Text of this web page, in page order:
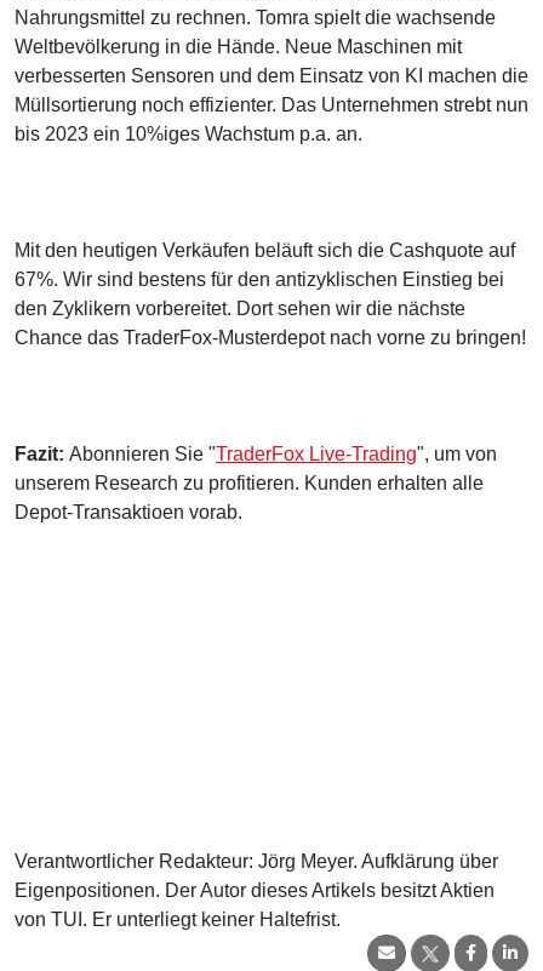
Nahrungsmittel zu rechnen. Tomra spielt die wachsende
Weltbevölkerung in die Hände. Neue Maschinen mit
verbesserten Sensoren und dem Einsatz von KI machen die
Müllsortierung noch effizienter. Das Unternehmen strebt nun
bis 2023 ein 10%iges Wachstum p.a. an.
Mit den heutigen Verkäufen beläuft sich die Cashquote auf
67%. Wir sind bestens für den antizyklischen Einstieg bei
den Zyklikern vorbereitet. Dort sehen wir die nächste
Chance das TraderFox-Musterdepot nach vorne zu bringen!
Fazit: Abonnieren Sie "TraderFox Live-Trading", um von
unserem Research zu profitieren. Kunden erhalten alle
Depot-Transaktioen vorab.
Verantwortlicher Redakteur: Jörg Meyer. Aufklärung über
Eigenpositionen. Der Autor dieses Artikels besitzt Aktien
von TUI. Er unterliegt keiner Haltefrist.